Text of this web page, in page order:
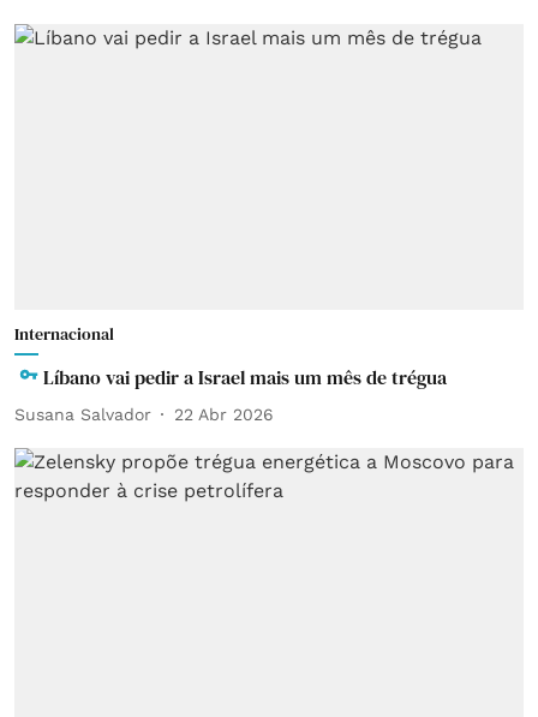
Internacional
Líbano vai pedir a Israel mais um mês de trégua
Susana Salvador 22 Abr 2026